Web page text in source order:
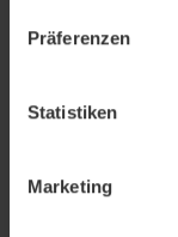
Präferenzen
Statistiken
Marketing